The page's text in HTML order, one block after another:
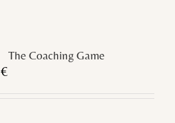
The Coaching Game
€